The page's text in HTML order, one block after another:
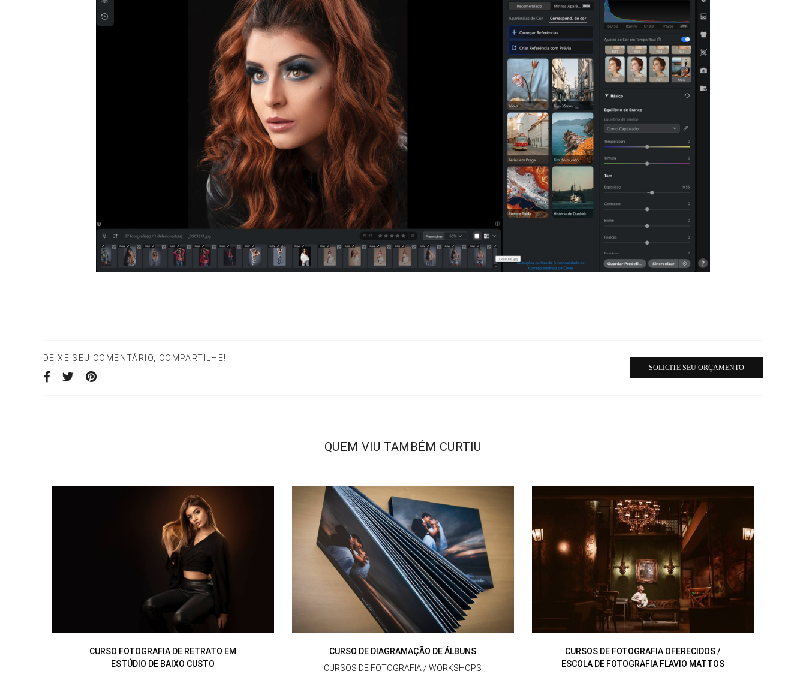
DEIXE SEU COMENTÁRIO, COMPARTILHE!
SOLICITE SEU ORÇAMENTO
QUEM VIU TAMBÉM CURTIU
CURSO FOTOGRAFIA DE RETRATO EM
ESTÚDIO DE BAIXO CUSTO
CURSO DE DIAGRAMAÇÃO DE ÁLBUNS
CURSOS DE FOTOGRAFIA / WORKSHOPS
CURSOS DE FOTOGRAFIA OFERECIDOS /
ESCOLA DE FOTOGRAFIA FLAVIO MATTOS